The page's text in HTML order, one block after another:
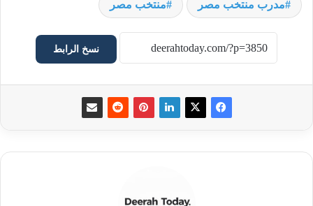
مدرب منتخب مصر منتخب مصر
نسخ الرابط